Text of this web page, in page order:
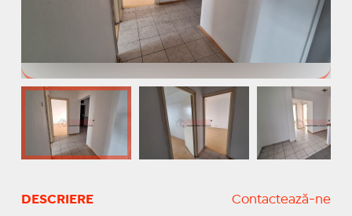
DESCRIERE Contactează-ne